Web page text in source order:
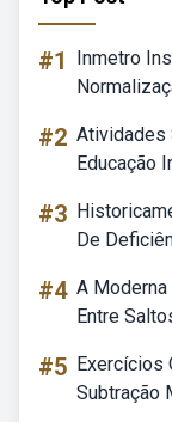
#1
Inmetro
#2 Atividades
Educação
#3
De
#4 A
Entre
#5 Exercícios
Subtração